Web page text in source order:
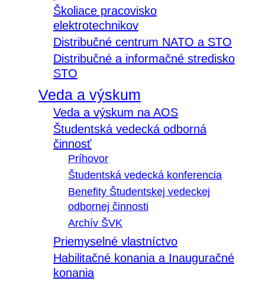
Školiace pracovisko
elektrotechnikov
Distribučné centrum NATO a STO
Distribučné a informačné stredisko
STO
Veda a výskum
Veda a výskum na AOS
Študentská vedecká odborná
činnosť
Príhovor
Študentská vedecká konferencia
Benefity Študentskej vedeckej
odbornej činnosti
Archív ŠVK
Priemyselné vlastníctvo
Habilitačné konania a Inauguračné
konania